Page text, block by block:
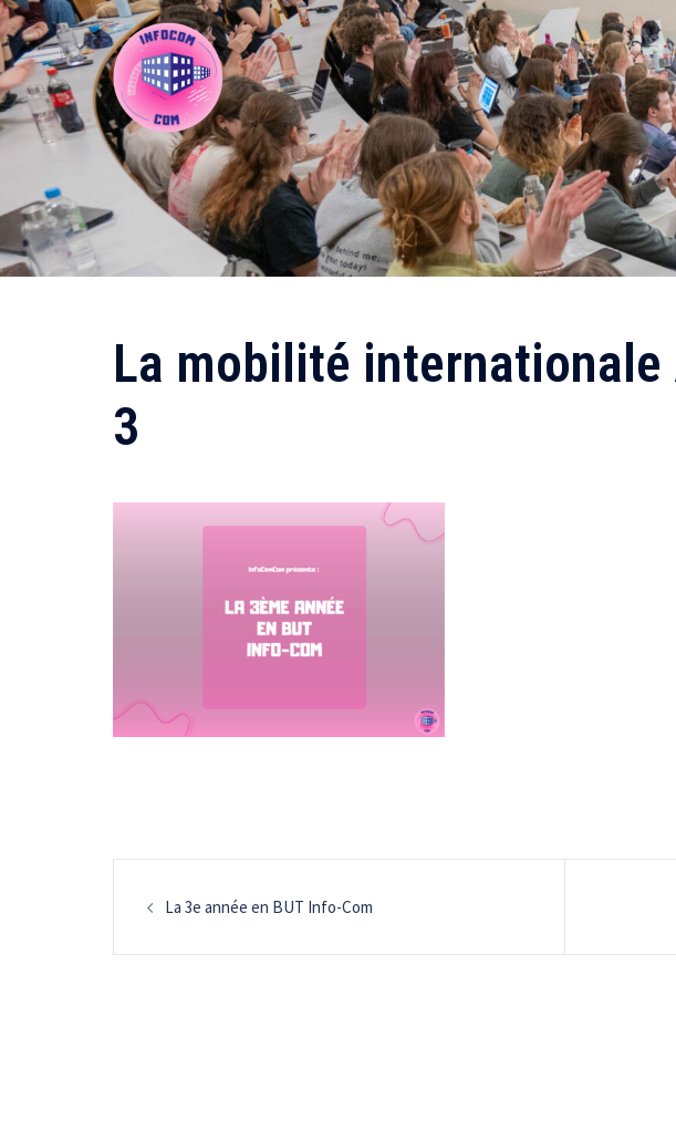
Aller
au
contenu
La mobilité internationale
3
Navigation
d’article
La 3e année en BUT Info-Com